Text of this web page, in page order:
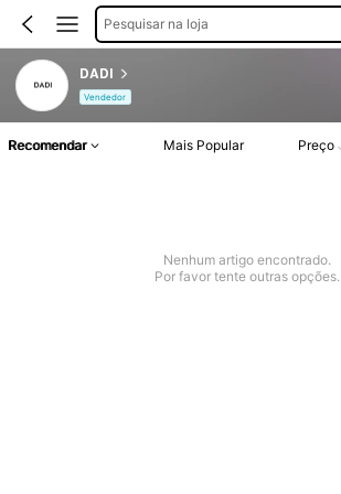
Pesquisar na loja
DADI
Vendedor
Recomendar Mais Popular Preço
Nenhum artigo encontrado.
Por favor tente outras opções.